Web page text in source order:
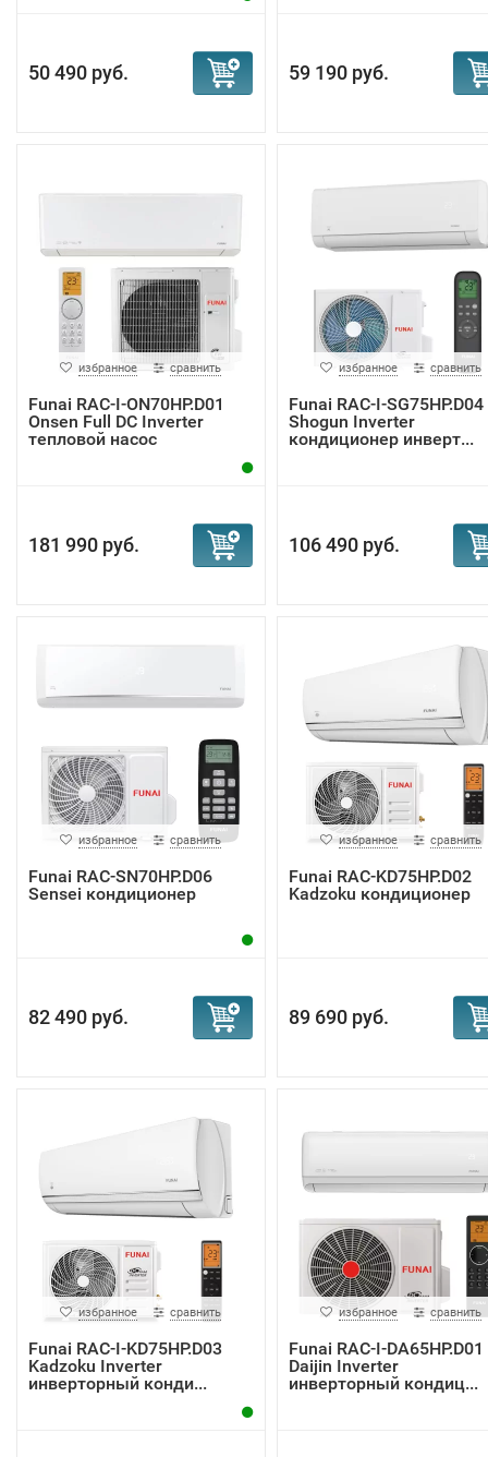
50 490 руб. 59 190 руб.
избранное сравнить
Funai RAC-I-ON70HP.D01
Onsen Full DC Inverter
тепловой насос
181 990 руб.
избранное сравнить
Funai RAC-I-SG75HP.D04
Shogun Inverter
кондиционер инверт...
106 490 руб.
избранное сравнить
Funai RAC-SN70HP.D06
Sensei кондиционер
82 490 руб.
избранное сравнить
Funai RAC-KD75HP.D02
Kadzoku кондиционер
89 690 руб.
избранное сравнить
Funai RAC-I-KD75HP.D03
Kadzoku Inverter
инверторный конди...
избранное сравнить
Funai RAC-I-DA65HP.D01
Daijin Inverter
инверторный кондиц...